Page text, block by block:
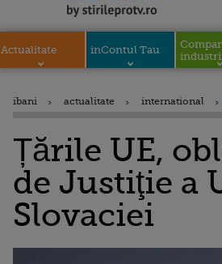
Actualitate inContul Tau
ibani actualitate international
Țările UE,
de Justiţie a
Slovaciei